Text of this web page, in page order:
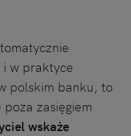
i w praktyce
polskim banku, to
zasięgiem
wskaże